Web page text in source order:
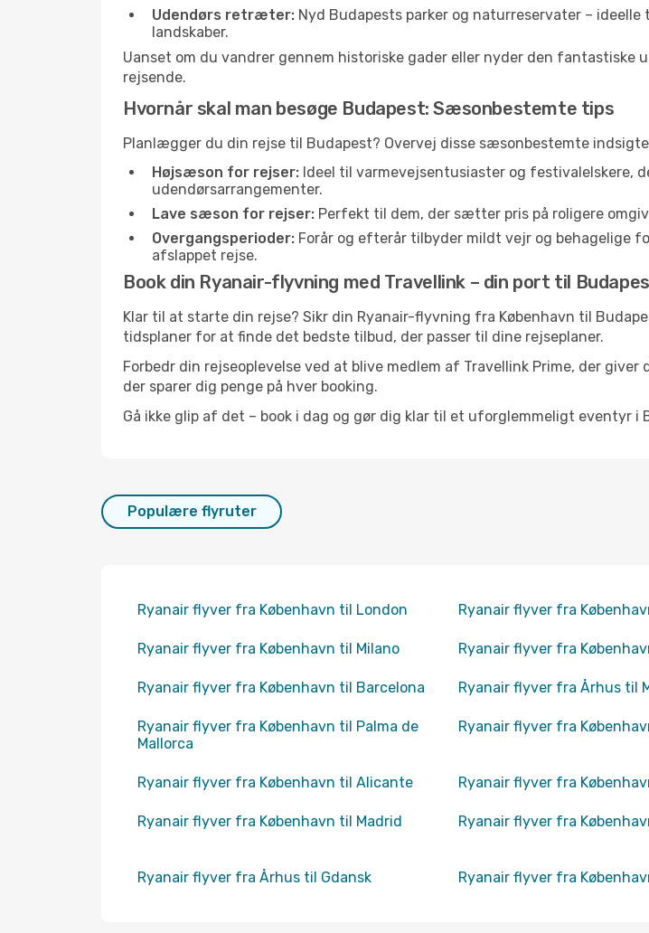
Udendørs retræter: Nyd Budapests parker og naturreservater –
landskaber.
Uanset om du vandrer gennem historiske gader eller nyder den fantastiske
rejsende.
Hvornår skal man besøge Budapest: Sæsonbestemte tips
Planlægger du din rejse til Budapest? Overvej disse sæsonbestemte
Højsæson for rejser: Ideel til varmevejsentusiaster og festivalelskere,
udendørsarrangementer.
Lave sæson for rejser: Perfekt til dem, der sætter pris på roligere
Overgangsperioder: Forår og efterår tilbyder mildt vejr og behagelige
afslappet rejse.
Book din Ryanair-flyvning med Travellink – din port til
Klar til at starte din rejse? Sikr din Ryanair-flyvning fra København til
tidsplaner for at finde det bedste tilbud, der passer til dine rejseplaner.
Forbedr din rejseoplevelse ved at blive medlem af Travellink Prime, der
der sparer dig penge på hver booking.
Gå ikke glip af det – book i dag og gør dig klar til et uforglemmeligt eventyr i
Populære flyruter
Ryanair flyver fra København til London Ryanair flyver fra
Ryanair flyver fra København til Milano Ryanair flyver fra
Ryanair flyver fra København til Barcelona Ryanair flyver fra Århus til
Ryanair flyver fra København til Palma de
Mallorca
Ryanair flyver fra
Ryanair flyver fra København til Alicante Ryanair flyver fra
Ryanair flyver fra København til Madrid Ryanair flyver fra
Ryanair flyver fra Århus til Gdansk Ryanair flyver fra